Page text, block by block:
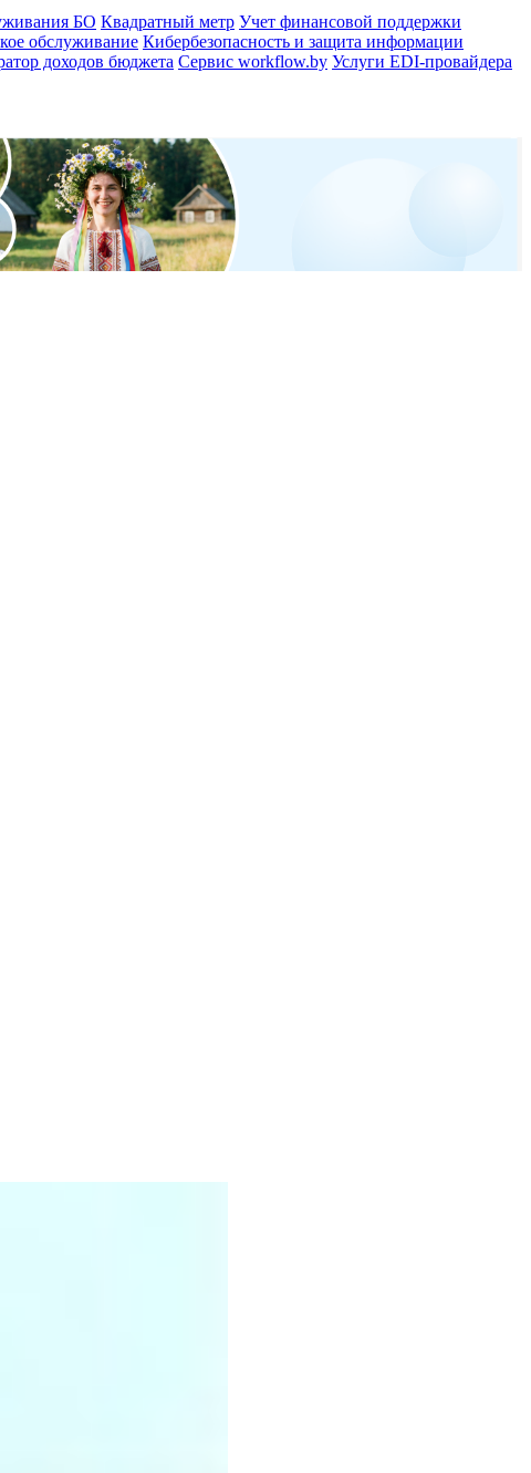
БО Квадратный метр Учет финансовой поддержки
обслуживание Кибербезопасность и защита информации
доходов бюджета Сервис workflow.by Услуги EDI-провайдера